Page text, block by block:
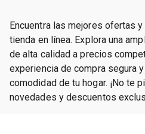
Encuentra las mejores ofertas
tienda en línea. Explora una
de alta calidad a precios
experiencia de compra segura
comodidad de tu hogar. ¡No te
novedades y descuentos